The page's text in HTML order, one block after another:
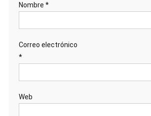
Nombre *
Correo electrónico
*
Web